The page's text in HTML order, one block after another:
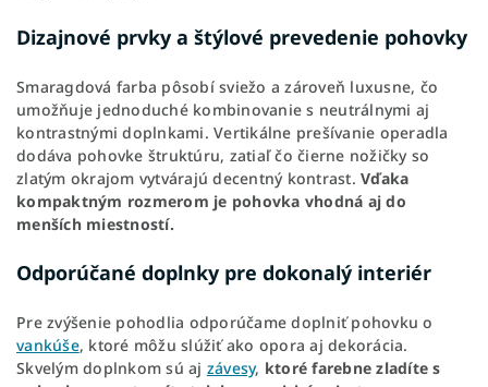
Dizajnové prvky a štýlové prevedenie pohovky
Smaragdová farba pôsobí sviežo a zároveň luxusne, čo
umožňuje jednoduché kombinovanie s neutrálnymi aj
kontrastnými doplnkami. Vertikálne prešívanie operadla
dodáva pohovke štruktúru, zatiaľ čo čierne nožičky so
zlatým okrajom vytvárajú decentný kontrast. Vďaka
kompaktným rozmerom je pohovka vhodná aj do
menších miestností.
Odporúčané doplnky pre dokonalý interiér
Pre zvýšenie pohodlia odporúčame doplniť pohovku o
vankúše, ktoré môžu slúžiť ako opora aj dekorácia.
Skvelým doplnkom sú aj závesy, ktoré farebne zladíte s